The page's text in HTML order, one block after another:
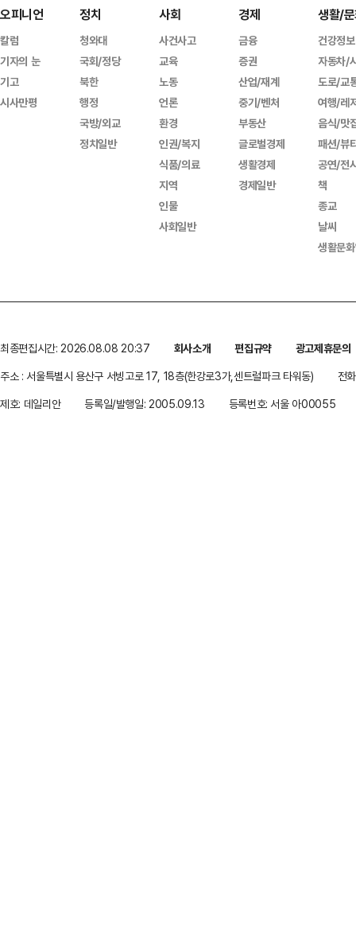
오피니언
칼럼
기자의 눈
기고
시사만평
정치
청와대
국회/정당
북한
행정
국방/외교
정치일반
사회
사건사고
교육
노동
언론
환경
인권/복지
식품/의료
지역
인물
사회일반
경제
금융
증권
산업/재계
중기/벤처
부동산
글로벌경제
생활경제
경제일반
생활/
건강정보
자동차/
도로/교
여행/레
음식/맛
패션/뷰
공연/전
책
종교
날씨
생활문
최종편집시간: 2026.08.08 20:37 회사소개 편집규약
광고제휴문의
주소 : 서울특별시 용산구 서빙고로 17, 18층(한강로3가,센트럴파크 타워동)
전
제호: 데일리안
등록일/발행일: 2005.09.13 등록번호: 서울 아00055